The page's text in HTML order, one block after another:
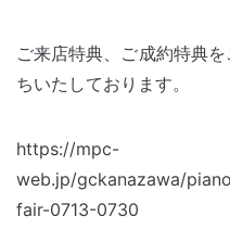
ご来店特典、ご成約特典
ちいたしております。
https://mpc-
web.jp/gckanazawa/
fair-0713-0730